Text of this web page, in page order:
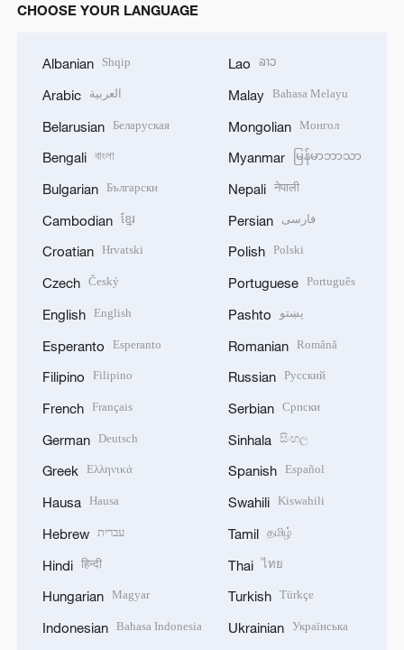
CHOOSE YOUR LANGUAGE
Albanian Shqip
Arabic العربية
Belarusian Беларуская
Bengali বাংলা
Bulgarian Български
Cambodian ខ្មែរ
Croatian Hrvatski
Czech Český
English English
Esperanto Esperanto
Filipino Filipino
French Français
German Deutsch
Greek Ελληνικά
Hausa Hausa
Hebrew עברית
Hindi हिन्दी
Hungarian Magyar
Indonesian Bahasa Indonesia
Lao ລາວ
Malay Bahasa Melayu
Mongolian Монгол
Myanmar မြန်မာဘာသာ
Nepali नेपाली
Persian فارسی
Polish Polski
Portuguese Português
Pashto پښتو
Romanian Română
Russian Русский
Serbian Српски
Sinhala සිංහල
Spanish Español
Swahili Kiswahili
Tamil தமிழ்
Thai ไทย
Turkish Türkçe
Ukrainian Українська